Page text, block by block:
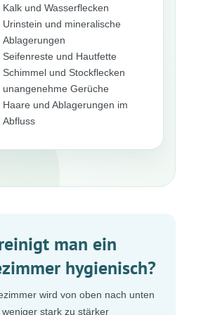
Kalk und Wasserflecken
Urinstein und mineralische
Ablagerungen
Seifenreste und Hautfette
Schimmel und Stockflecken
unangenehme Gerüche
Haare und Ablagerungen im
Abfluss
man ein
hygienisch?
wird von oben nach unten
weniger stark zu stärker